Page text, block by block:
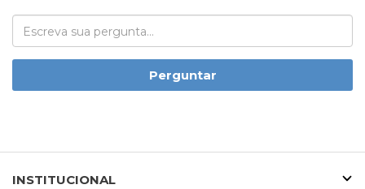
Perguntar
INSTITUCIONAL